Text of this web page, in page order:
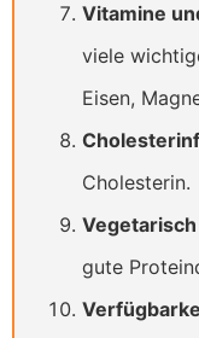
Vitamine
viele
Eisen,
Cholesterin.
gute